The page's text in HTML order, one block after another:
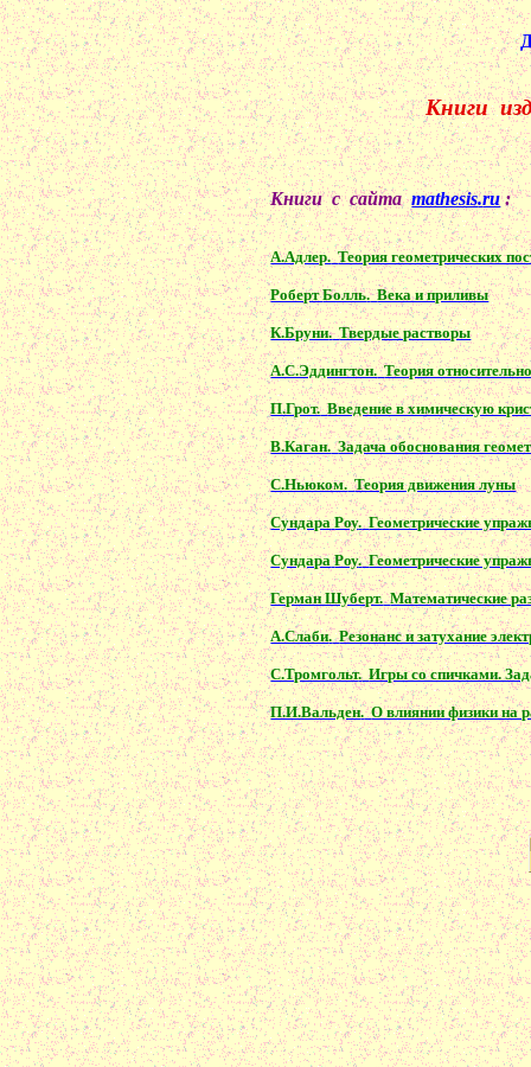
Книги
Книги с сайта mathesis.ru :
А.Адлер. Теория геометрических
РобертБолль. Века и приливы
К.Бруни. Твердые растворы
А.С.Эддингтон. Теория
П.Грот. Введение в химическую
В.Каган. Задача обоснования
С.Ньюком. Теория движения луны
Сундара Роу. Геометрические
Сундара Роу. Геометрические
Герман Шуберт. Математические
А.Слаби. Резонанс и затухание
С.Тромгольт. Игры со спичками.
П.И.Вальден. О влиянии физики на